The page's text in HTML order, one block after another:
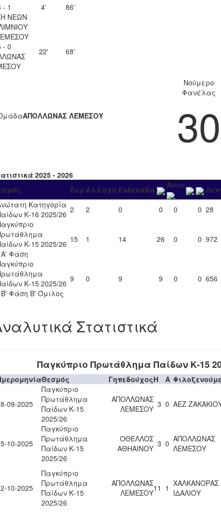
- 1
ΝΕΩΝ
4' 86'
- 0
22' 68'
ΑΠΟΛΛΩΝΑΣ ΛΕΜΕΣΟΥ
Νούμερο
Φανέλας
30
2025 - 2026
Συμ Αλλαγή Ενδεκάδα Αυτο
Κατηγορία
Κ-16 2025/26 2 2 0 0 0 0 28
Κ-15 2025/26
Φάση
15 1 14 26 0 0 972
Κ-15 2025/26
Φάση Β' Όμιλος
9 0 9 9 0 0 656
Στατιστικά
Παγκύπριο Πρωτάθλημα Παίδων Κ-15
Θεσμός ΓηπεδούχοςH A
09-2025
Παγκύπριο
Πρωτάθλημα
Παίδων Κ-15
2025/26
ΑΠΟΛΛΩΝΑΣ
ΛΕΜΕΣΟΥ 3 0 ΑΕΖ
10-2025
Παγκύπριο
Πρωτάθλημα
Παίδων Κ-15
2025/26
ΟΘΕΛΛΟΣ
ΑΘΗΑΙΝΟΥ 3 0 ΑΠΟΛΛΩΝΑΣ
ΛΕΜΕΣΟΥ
10-2025
Παγκύπριο
Πρωτάθλημα
Παίδων Κ-15
2025/26
ΑΠΟΛΛΩΝΑΣ
ΛΕΜΕΣΟΥ11 1 ΧΑΛΚΑΝΟΡΑΣ
ΙΔΑΛΙΟΥ